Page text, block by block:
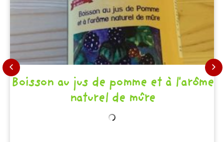
Boisson au jus de pomme et à l'arôme
naturel de mûre